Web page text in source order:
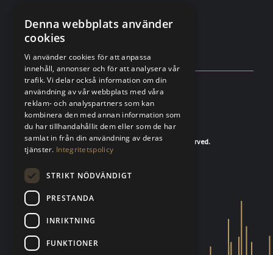
4:Kundkännedom förtag (verified.eu)
5:Försäljningsvillkor
6:FAQ
© 2020-2026 K.A.Rasmussen. All rights reserved.
Denna webbplats använder
cookies
Vi använder cookies för att anpassa
innehåll, annonser och för att analysera vår
trafik. Vi delar också information om din
användning av vår webbplats med våra
reklam- och analyspartners som kan
kombinera den med annan information som
du har tillhandahållit dem eller som de har
samlat in från din användning av deras
tjänster. Integritetspolicy
STRIKT NÖDVÄNDIGT
PRESTANDA
INRIKTNING
FUNKTIONER